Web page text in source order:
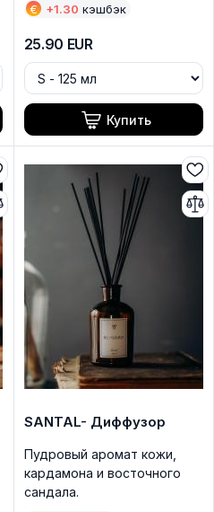
€ +1.30 кэшбэк
25.90 EUR
Купить
SANTAL- Диффузор
Пудровый аромат кожи,
кардамона и восточного
сандала.